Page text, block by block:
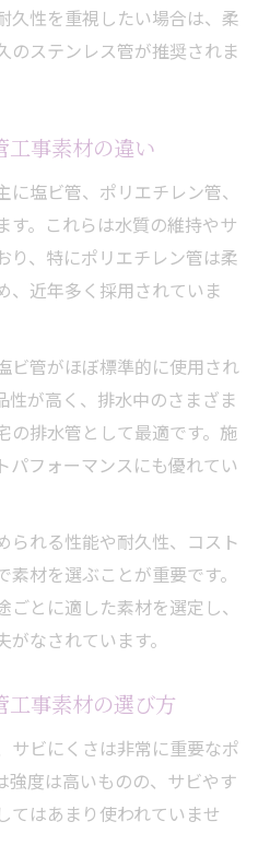
素材比較と選び方
較で後悔しない選定方法
ブルを防ぐ素材の選び方
定で重視すべき耐久性と
久性を重視したい場合は、柔
のステンレス管が推奨されま
工事素材の違い
塩ビ管、ポリエチレン管、
す。これらは水質の維持やサ
り、特にポリエチレン管は柔
、近年多く採用されていま
ビ管がほぼ標準的に使用され
性が高く、排水中のさまざま
の排水管として最適です。施
パフォーマンスにも優れてい
られる性能や耐久性、コスト
材を選ぶことが重要です。
とに適した素材を選定し、
なされています。
工事素材の選び方
サビにくさは非常に重要なポ
強度は高いものの、サビやす
てはあまり使われていませ